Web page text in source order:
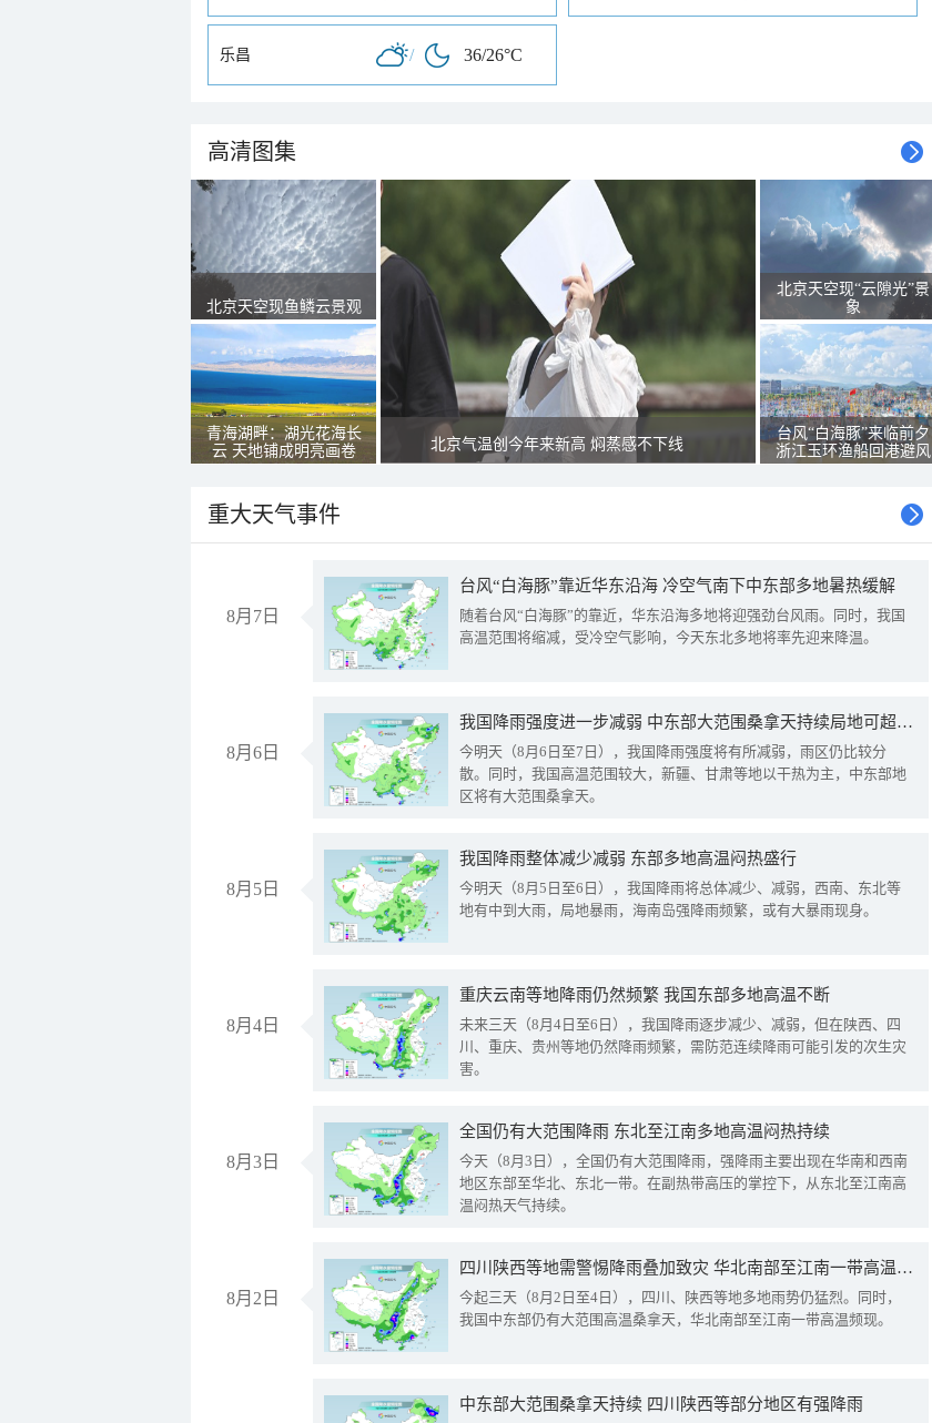
乐昌 / 36/26°C
高清图集
北京天空现鱼鳞云景观
青海湖畔：湖光花海长
云 天地铺成明亮画卷
北京气温创今年来新高 焖蒸感不下线
北京天空现“云隙光”景
象
台风“白海豚”来临前夕
浙江玉环渔船回港避风
重大天气事件
8月7日
台风“白海豚”靠近华东沿海 冷空气南下中东部多地暑热缓解
随着台风“白海豚”的靠近，华东沿海多地将迎强劲台风雨。同时，我国
高温范围将缩减，受冷空气影响，今天东北多地将率先迎来降温。
8月6日
我国降雨强度进一步减弱 中东部大范围桑拿天持续局地可超38℃
今明天（8月6日至7日），我国降雨强度将有所减弱，雨区仍比较分
散。同时，我国高温范围较大，新疆、甘肃等地以干热为主，中东部地
区将有大范围桑拿天。
8月5日
我国降雨整体减少减弱 东部多地高温闷热盛行
今明天（8月5日至6日），我国降雨将总体减少、减弱，西南、东北等
地有中到大雨，局地暴雨，海南岛强降雨频繁，或有大暴雨现身。
8月4日
重庆云南等地降雨仍然频繁 我国东部多地高温不断
未来三天（8月4日至6日），我国降雨逐步减少、减弱，但在陕西、四
川、重庆、贵州等地仍然降雨频繁，需防范连续降雨可能引发的次生灾
害。
8月3日
全国仍有大范围降雨 东北至江南多地高温闷热持续
今天（8月3日），全国仍有大范围降雨，强降雨主要出现在华南和西南
地区东部至华北、东北一带。在副热带高压的掌控下，从东北至江南高
温闷热天气持续。
8月2日
四川陕西等地需警惕降雨叠加致灾 华北南部至江南一带高温频现
今起三天（8月2日至4日），四川、陕西等地多地雨势仍猛烈。同时，
我国中东部仍有大范围高温桑拿天，华北南部至江南一带高温频现。
中东部大范围桑拿天持续 四川陕西等部分地区有强降雨